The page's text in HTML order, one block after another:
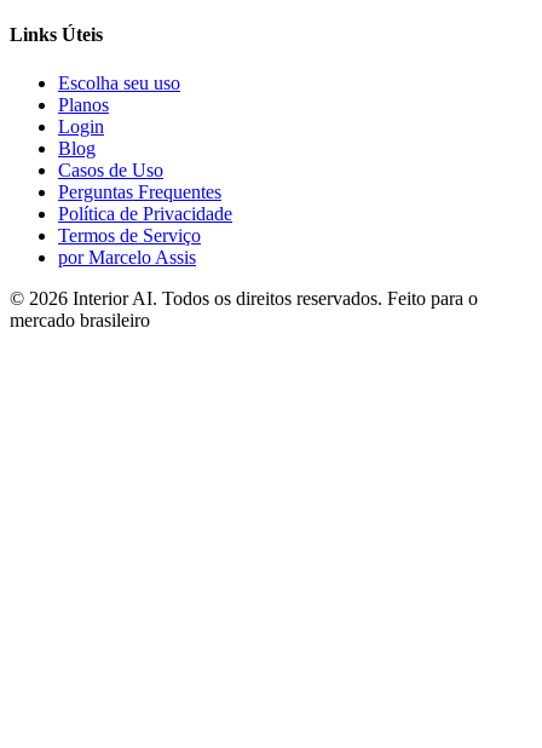
Links Úteis
Escolha seu uso
Planos
Login
Blog
Casos de Uso
Perguntas Frequentes
Política de Privacidade
Termos de Serviço
por Marcelo Assis
© 2026 Interior AI. Todos os direitos reservados. Feito para o
mercado brasileiro